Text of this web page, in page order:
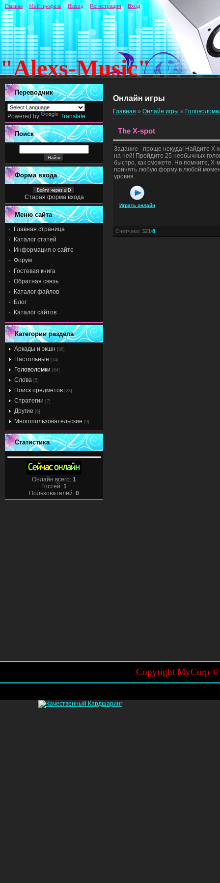
"Alexs-Music"
Главная Мой профиль Выход Регистрация Вход
Переводчик
Powered by Translate
Поиск
Форма входа
Войти через uID
Старая форма входа
Меню сайта
Главная страница
Каталог статей
Информация о сайте
Форум
Гостевая книга
Обратная связь
Каталог файлов
Блог
Каталог сайтов
Категории раздела
Аркады и экшн [86]
Настольные [14]
Головоломки [64]
Слова [5]
Поиск предметов [23]
Стратегии [7]
Другие [6]
Многопользовательские [9]
Статистика
Онлайн всего: 1
Гостей: 1
Пользователей: 0
Онлайн игры
Главная » Онлайн игры »
The X-spot
Задание - проще некуда! Найдите X-
на ней! Пройдите 25 необычных
быстро, как сможете. Но помните, X-
принять любую форму в любой
уровня.
Играть онлайн
Счетчики: 321/8
Copyright MyCorp